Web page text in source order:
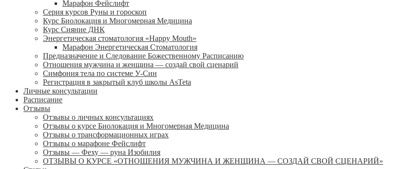
Марафон Фейслифт
Серия курсов Руны и гороскоп
Курс Биолокация и Многомерная Медицина
Курс Сияние ДНК
Энергетическая стоматология «Happy Mouth»
Марафон Энергетическая Cтоматология
Предназначение и Следование Божественному Расписанию
Отношения мужчина и женщина — создай свой сценарий
Симфония тела по системе У-Син
Регистрация в закрытый клуб школы AsTeta
Личные консультации
Расписание
Отзывы
Отзывы о личных консультациях
Отзывы о курсе Биолокация и Многомерная Медицина
Отзывы о трансформационных играх
Отзывы о марафоне Фейслифт
Отзывы — Феху — руна Изобилия
ОТЗЫВЫ О КУРСЕ «ОТНОШЕНИЯ МУЖЧИНА И ЖЕНЩИНА — СОЗДАЙ СВОЙ СЦЕНАРИЙ»